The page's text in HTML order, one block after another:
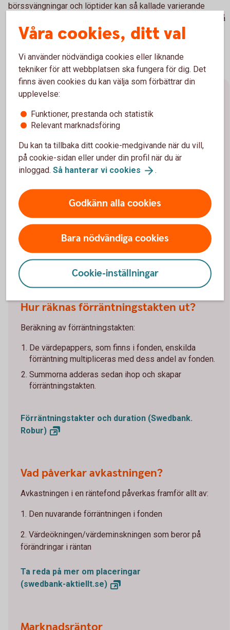
börssvängningar och löptider kan så kallade varierande
räntefonder vara något för dig. Här väljer förvaltaren löptid på
placeringarna utifrån sin egen tro kring ränteutvecklingen
Förräntningstakt, duration och
marknadsräntor
Förräntningstakt/avkastning
Förräntningstakten (Yield to maturity) visar den
avkastning som räntefonden skulle få 12 månader
framåt vid ett oförändrat ränteläge/oförändrade
marknadsräntor. Förräntningstakten uppdateras en
gång i månaden. I angivna förräntningstakter är alla
avgifter redan dragna.
Förräntningstakten är på tapeten
(swedbank-aktiellt.se)
Hur räknas förräntningstakten ut?
Beräkning av förräntningstakten:
De värdepappers, som finns i fonden, enskilda
förräntning multipliceras med dess andel av fonden.
Summorna adderas sedan ihop och skapar
förräntningstakten.
Förräntningstakter och duration (Swedbank.
Robur)
Vad påverkar avkastningen?
Avkastningen i en räntefond påverkas framför allt av:
1. Den nuvarande förräntningen i fonden
2. Värdeökningen/värdeminskningen som beror på
förändringar i räntan
Ta reda på mer om placeringar
(swedbank-aktiellt.se)
Våra cookies, ditt val
Vi använder nödvändiga cookies eller liknande
tekniker för att webbplatsen ska fungera för dig. Det
finns även cookies du kan välja som förbättrar din
upplevelse:
Funktioner, prestanda och statistik
Relevant marknadsföring
Du kan ta tillbaka ditt cookie-medgivande när du vill,
på cookie-sidan eller under din profil när du är
inloggad. Så hanterar vi cookies .
Godkänn alla cookies
Bara nödvändiga cookies
Cookie-inställningar